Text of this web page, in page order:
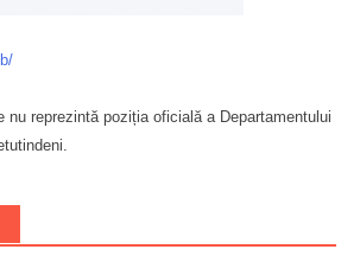
nu reprezintă poziția oficială a Departamentului